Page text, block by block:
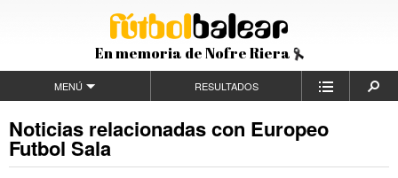
En memoria de Nofre Riera
MENÚ RESULTADOS
Noticias relacionadas con Europeo
Futbol Sala